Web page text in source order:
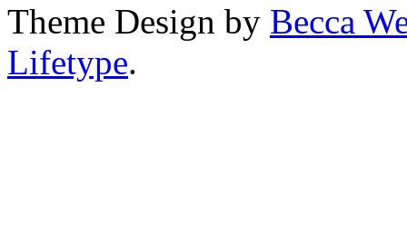
Theme Design by Becca
Lifetype.